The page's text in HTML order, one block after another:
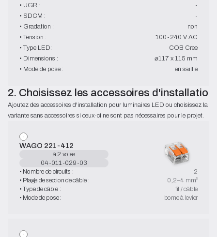
• UGR :
-
• SDCM :
-
• Gradation :
non
• Tension :
100-240 V AC
• Type LED:
COB Cree
• Dimensions :
⌀117 x 115 mm
• Mode de pose :
en saillie
2. Choisissez les accessoires d'installation
Ajoutez des accessoires d'installation pour luminaires LED ou choisissez la
variante sans accessoires si ceux-ci ne sont pas nécessaires pour le projet.
WAGO 221-412
à 2 voies
04-011-029-03
• Nombre de circuits :
2
• Plage de section de câble :
0,2–4 mm²
• Type de câble :
fil / câble
• Mode de pose :
borne à levier